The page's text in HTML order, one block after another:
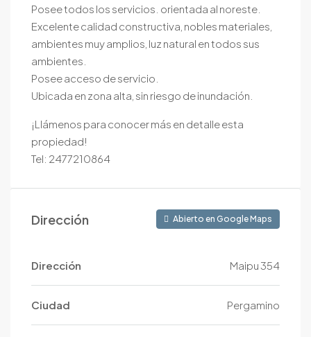
Posee todos los servicios. orientada al noreste.
Excelente calidad constructiva, nobles materiales,
ambientes muy amplios, luz natural en todos sus
ambientes.
Posee acceso de servicio.
Ubicada en zona alta, sin riesgo de inundación.
¡Llámenos para conocer más en detalle esta
propiedad!
Tel: 2477210864
Dirección Abierto en Google Maps
Dirección Maipu 354
Ciudad Pergamino